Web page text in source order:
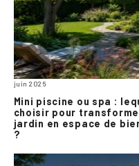
juin 2026
Mini piscine ou spa :
choisir pour
jardin en espace de
?